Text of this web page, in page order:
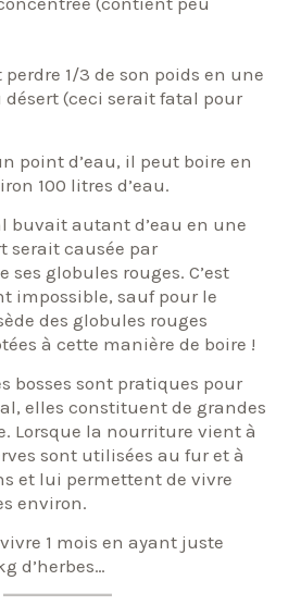
1/3 de son poids en une
désert (ceci serait fatal pour
point d’eau, il peut boire en
100 litres d’eau.
buvait autant d’eau en une
serait causée par
ses globules rouges. C’est
impossible, sauf pour le
des globules rouges
à cette manière de boire !
bosses sont pratiques pour
elles constituent de grandes
Lorsque la nourriture vient à
sont utilisées au fur et à
et lui permettent de vivre
environ.
1 mois en ayant juste
d’herbes…